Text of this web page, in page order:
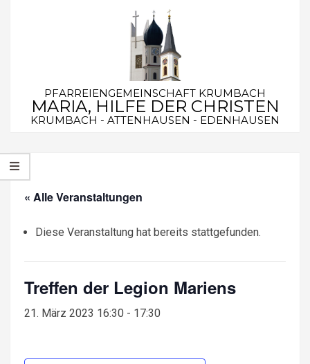
PFARREIENGEMEINSCHAFT KRUMBACH
MARIA, HILFE DER CHRISTEN
KRUMBACH - ATTENHAUSEN - EDENHAUSEN
Secondary
Navigation
« Alle Veranstaltungen
Diese Veranstaltung hat bereits stattgefunden.
Treffen der Legion Mariens
21. März 2023 16:30 - 17:30